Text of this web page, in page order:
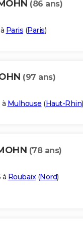
(86 ans)
Paris (Paris)
(97 ans)
à Mulhouse (Haut-Rhin)
(78 ans)
à Roubaix(Nord)